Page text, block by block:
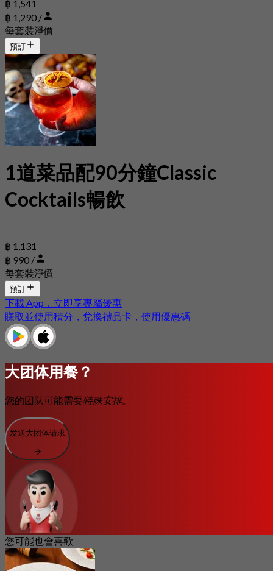
฿ 1,541
฿ 1,290 /
每套裝淨價
預訂
1道菜品配90分鐘Classic
Cocktails暢飲
฿ 1,131
฿ 990 /
每套裝淨價
預訂
下載 App，立即享專屬優惠
賺取並使用積分，兌換禮品卡，使用優惠碼
大团体用餐？
您的团队可能需要特殊安排。
发送大团体请求
您可能也會喜歡